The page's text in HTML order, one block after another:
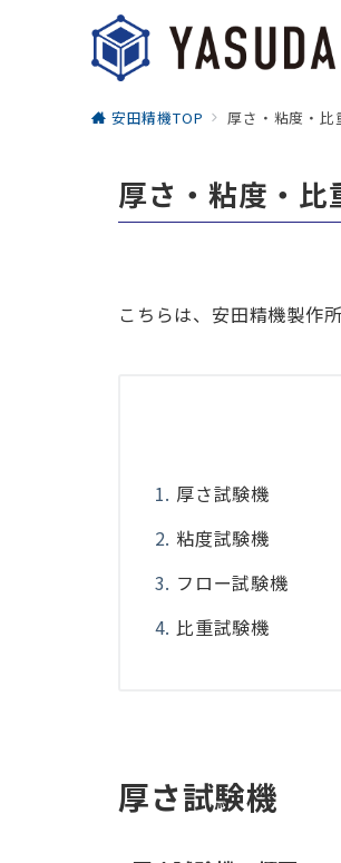
安田精機TOP 厚さ・粘度・比
厚さ・粘度・比
こちらは、安田精機製作
厚さ試験機
粘度試験機
フロー試験機
比重試験機
厚さ試験機